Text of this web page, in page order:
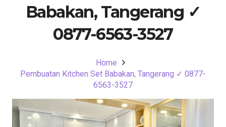
Babakan, Tangerang ✓
0877-6563-3527
Home
Pembuatan Kitchen Set Babakan, Tangerang ✓ 0877-
6563-3527